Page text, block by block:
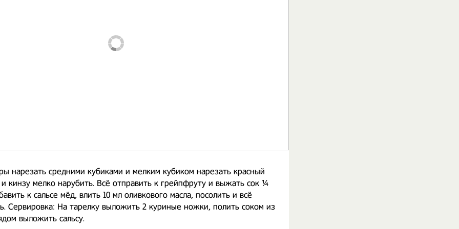
нарезать средними кубиками и мелким кубиком нарезать красный
кинзу мелко нарубить. Всё отправить к грейпфруту и выжать сок ¼
к сальсе мёд, влить 10 мл оливкового масла, посолить и всё
Сервировка: На тарелку выложить 2 куриные ножки, полить соком из
выложить сальсу.